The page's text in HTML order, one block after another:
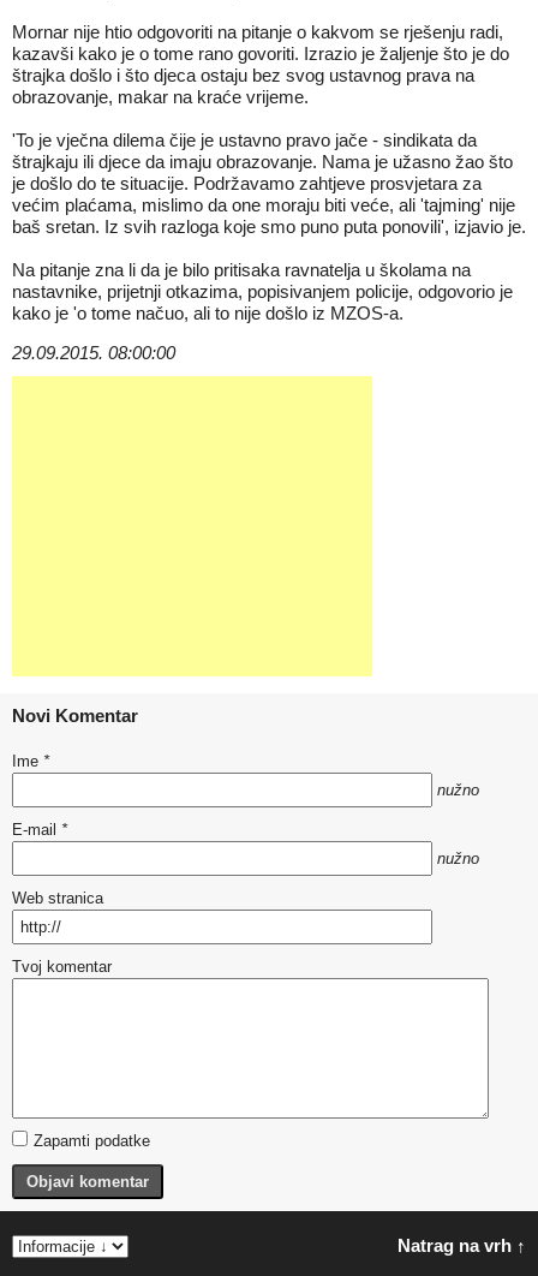
Mornar nije htio odgovoriti na pitanje o kakvom se rješenju radi,
kazavši kako je o tome rano govoriti. Izrazio je žaljenje što je do
štrajka došlo i što djeca ostaju bez svog ustavnog prava na
obrazovanje, makar na kraće vrijeme.
'To je vječna dilema čije je ustavno pravo jače - sindikata da
štrajkaju ili djece da imaju obrazovanje. Nama je užasno žao što
je došlo do te situacije. Podržavamo zahtjeve prosvjetara za
većim plaćama, mislimo da one moraju biti veće, ali 'tajming' nije
baš sretan. Iz svih razloga koje smo puno puta ponovili', izjavio je.
Na pitanje zna li da je bilo pritisaka ravnatelja u školama na
nastavnike, prijetnji otkazima, popisivanjem policije, odgovorio je
kako je 'o tome načuo, ali to nije došlo iz MZOS-a.
29.09.2015. 08:00:00
Novi Komentar
Ime *
nužno
E-mail *
nužno
Web stranica
Tvoj komentar
Zapamti podatke
Objavi komentar
Natrag na vrh ↑